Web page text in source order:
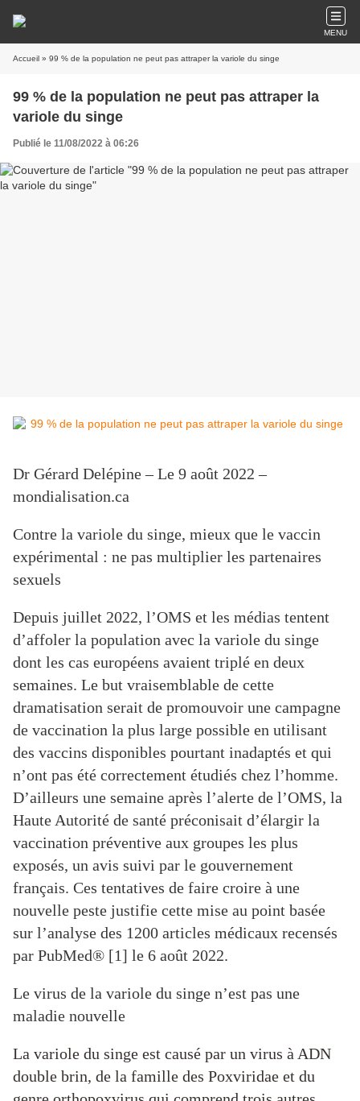
MENU
Accueil » 99 % de la population ne peut pas attraper la variole du singe
99 % de la population ne peut pas attraper la
variole du singe
Publié le 11/08/2022 à 06:26
Dr Gérard Delépine – Le 9 août 2022 –
mondialisation.ca
Contre la variole du singe, mieux que le vaccin
expérimental : ne pas multiplier les partenaires
sexuels
Depuis juillet 2022, l’OMS et les médias tentent
d’affoler la population avec la variole du singe
dont les cas européens avaient triplé en deux
semaines. Le but vraisemblable de cette
dramatisation serait de promouvoir une campagne
de vaccination la plus large possible en utilisant
des vaccins disponibles pourtant inadaptés et qui
n’ont pas été correctement étudiés chez l’homme.
D’ailleurs une semaine après l’alerte de l’OMS, la
Haute Autorité de santé préconisait d’élargir la
vaccination préventive aux groupes les plus
exposés, un avis suivi par le gouvernement
français. Ces tentatives de faire croire à une
nouvelle peste justifie cette mise au point basée
sur l’analyse des 1200 articles médicaux recensés
par PubMed® [1] le 6 août 2022.
Le virus de la variole du singe n’est pas une
maladie nouvelle
La variole du singe est causé par un virus à ADN
double brin, de la famille des Poxviridae et du